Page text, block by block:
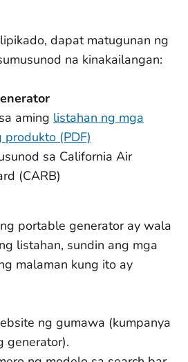
dapat matugunan ng
na kinakailangan:
aming listahan ng mga
(PDF)
sa California Air
(CARB)
portable generator ay wala
listahan, sundin ang mga
malaman kung ito ay
ng gumawa (kumpanya
generator).